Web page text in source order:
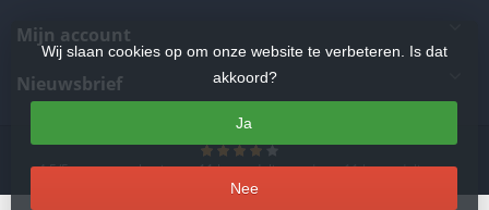
Mijn account
Nieuwsbrief
4.5/5sterren op basis van11beoordelingen.Lees 11 beoordelingen
Wij slaan cookies op om onze website te verbeteren. Is dat
akkoord?
Ja
Nee